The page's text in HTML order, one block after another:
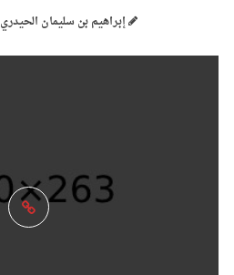
إبراهيم بن سليمان الحيدري